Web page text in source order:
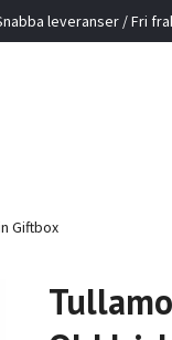
leveranser / Fri
Giftbox